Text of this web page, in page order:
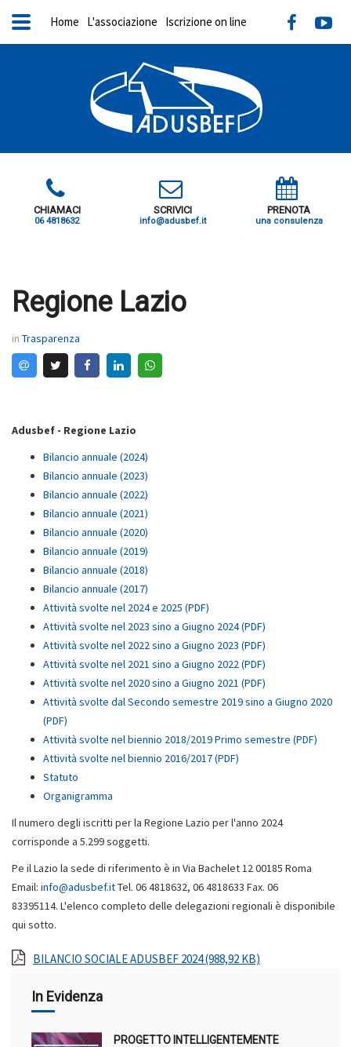
CHIAMACI
06 4818632
SCRIVICI
info@adusbef.it
PRENOTA
una consulenza
Home L'associazione Iscrizione on line
Regione Lazio
in Trasparenza
Adusbef - Regione Lazio
Bilancio annuale (2024)
Bilancio annuale (2023)
Bilancio annuale (2022)
Bilancio annuale (2021)
Bilancio annuale (2020)
Bilancio annuale (2019)
Bilancio annuale (2018)
Bilancio annuale (2017)
Attività svolte nel 2024 e 2025 (PDF)
Attività svolte nel 2023 sino a Giugno 2024 (PDF)
Attività svolte nel 2022 sino a Giugno 2023 (PDF)
Attività svolte nel 2021 sino a Giugno 2022 (PDF)
Attività svolte nel 2020 sino a Giugno 2021 (PDF)
Attività svolte dal Secondo semestre 2019 sino a Giugno 2020
(PDF)
Attività svolte nel biennio 2018/2019 Primo semestre (PDF)
Attività svolte nel biennio 2016/2017 (PDF)
Statuto
Organigramma
Il numero degli iscritti per la Regione Lazio per l'anno 2024
corrisponde a 5.299 soggetti.
Pe il Lazio la sede di riferimento è in Via Bachelet 12 00185 Roma
Email: info@adusbef.itTel. 06 4818632, 06 4818633 Fax. 06
83395114. L'elenco completo delle delegazioni regionali è disponibile
qui sotto.
BILANCIO SOCIALE ADUSBEF 2024 (988,92 KB)
In Evidenza
PROGETTO INTELLIGENTEMENTE